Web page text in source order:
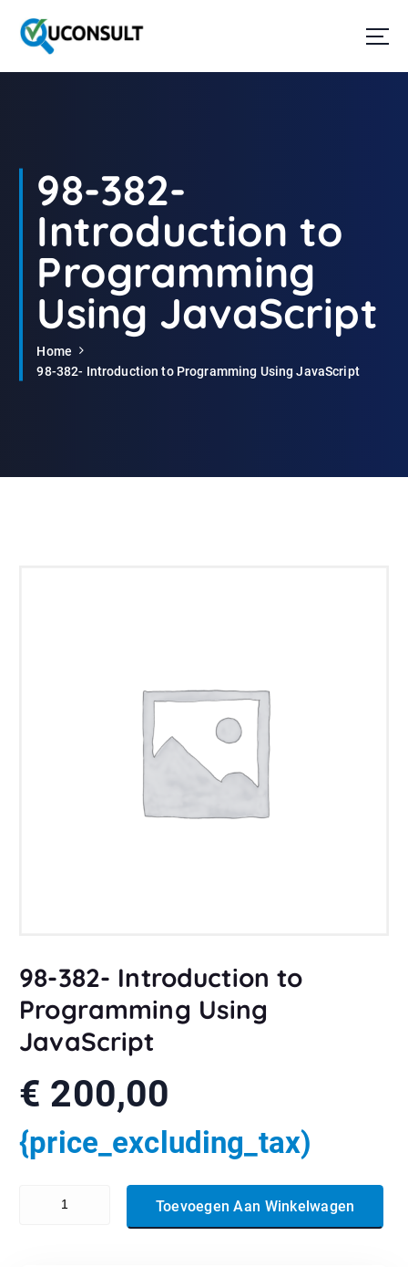
a
98-382-
Introduction to
Programming
Using JavaScript
Home
98-382- Introduction to Programming Using JavaScript
98-382- Introduction to
Programming Using
JavaScript
€ 200,00
{price_excluding_tax)
Toevoegen Aan Winkelwagen